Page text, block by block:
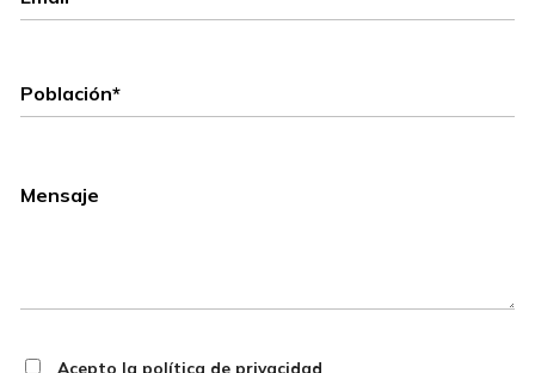
Acepto la política de privacidad